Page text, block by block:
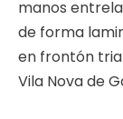
manos
de forma
en frontón
Vila Nova de